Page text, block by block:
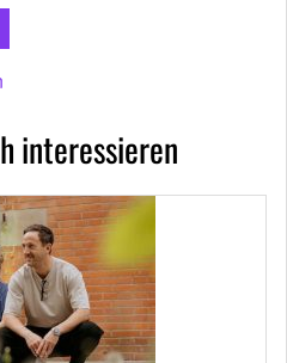
interessieren